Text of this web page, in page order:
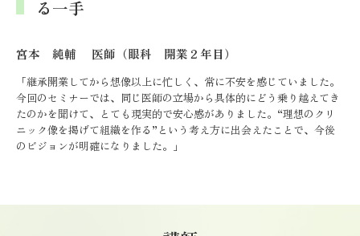
る一手
宮本 純輔 医師（眼科 開業２年目）
「継承開業してから想像以上に忙しく、常に不安を感じていました。
今回のセミナーでは、同じ医師の立場から具体的にどう乗り越えてき
たのかを聞けて、とても現実的で安心感がありました。“理想のクリ
ニック像を掲げて組織を作る”という考え方に出会えたことで、今後
のビジョンが明確になりました。」